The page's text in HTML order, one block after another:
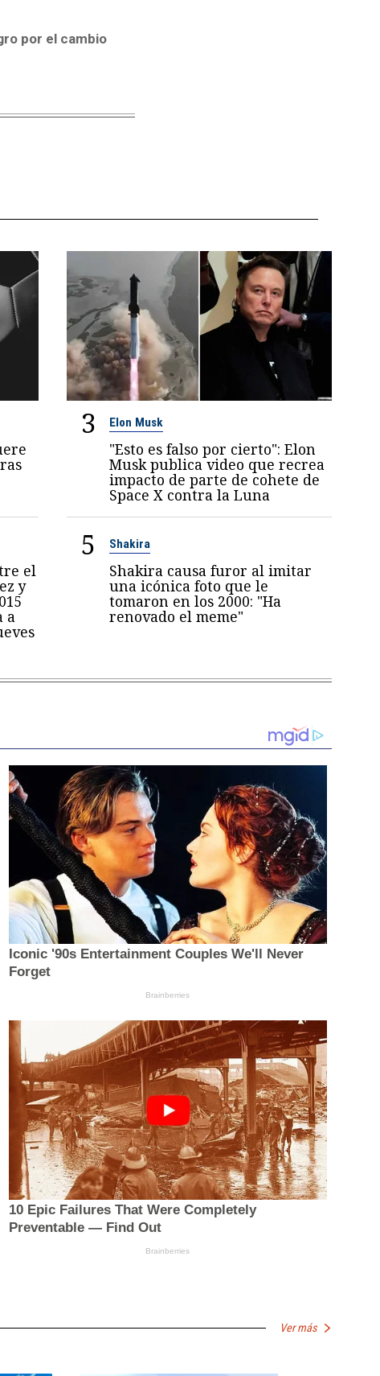
por el cambio
3 Elon Musk
"Esto es falso por cierto": Elon
Musk publica video que recrea
impacto de parte de cohete de
Space X contra la Luna
el
y
a
5 Shakira
Shakira causa furor al imitar
una icónica foto que le
tomaron en los 2000: "Ha
renovado el meme"
Ver más